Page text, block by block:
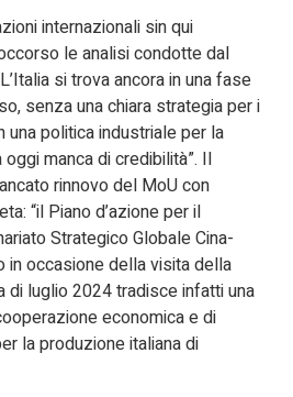
internazionali sin qui
le analisi condotte dal
si trova ancora in una fase
senza una chiara strategia per i
una politica industriale per la
manca di credibilità”. Il
rinnovo del MoU con
“il Piano d’azione per il
Strategico Globale Cina-
occasione della visita della
di luglio 2024 tradisce infatti una
economica e di
la produzione italiana di